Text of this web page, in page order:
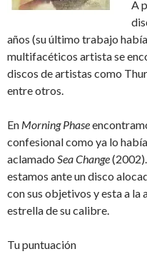
A
años (su último trabajo
multifacéticos artista se
discos de artistas como
entre otros.
En Morning Phase
confesional como ya lo
aclamado Sea Change
estamos ante un disco
con sus objetivos y esta a la
estrella de su calibre.
Tu puntuación